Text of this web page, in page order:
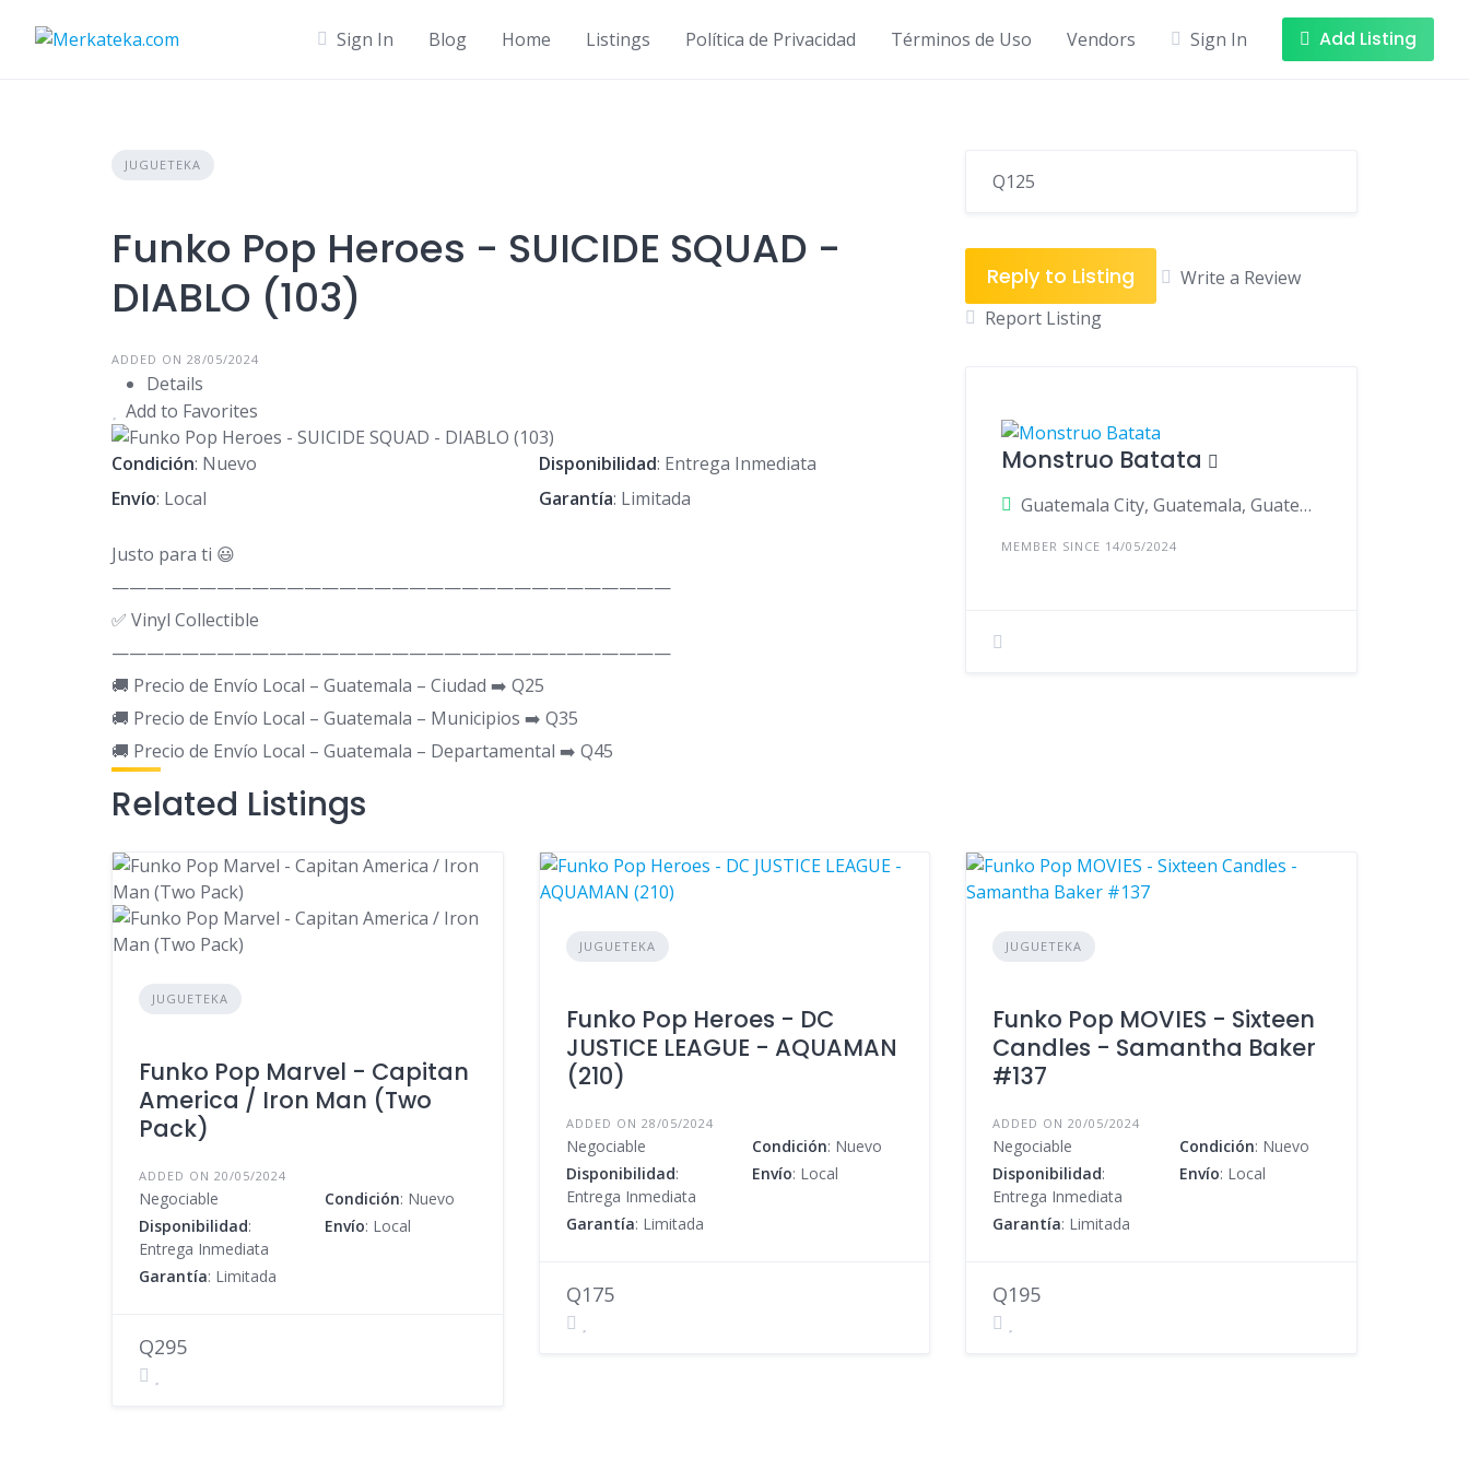
Sign In Blog Home Listings Política de Privacidad Términos de Uso Vendors Sign In Add Listing
JUGUETEKA
Funko Pop Heroes - SUICIDE SQUAD -
DIABLO (103)
ADDED ON 28/05/2024
Details
Add to Favorites
Condición: Nuevo Disponibilidad: Entrega Inmediata
Envío: Local Garantía: Limitada
Justo para ti 😃
————————————————————————————————
✅ Vinyl Collectible
————————————————————————————————
🚚 Precio de Envío Local – Guatemala – Ciudad ➡️ Q25
🚚 Precio de Envío Local – Guatemala – Municipios ➡️ Q35
🚚 Precio de Envío Local – Guatemala – Departamental ➡️ Q45
Q125
Reply to Listing
Write a Review
Report Listing
Monstruo Batata
Guatemala City, Guatemala, Guatemala
MEMBER SINCE 14/05/2024
Related Listings
JUGUETEKA
Funko Pop Marvel - Capitan
America / Iron Man (Two
Pack)
ADDED ON 20/05/2024
Negociable Condición: Nuevo
Disponibilidad:
Entrega Inmediata
Envío: Local
Garantía: Limitada
Q295
JUGUETEKA
Funko Pop Heroes - DC
JUSTICE LEAGUE - AQUAMAN
(210)
ADDED ON 28/05/2024
Negociable Condición: Nuevo
Disponibilidad:
Entrega Inmediata
Envío: Local
Garantía: Limitada
Q175
JUGUETEKA
Funko Pop MOVIES - Sixteen
Candles - Samantha Baker
#137
ADDED ON 20/05/2024
Negociable Condición: Nuevo
Disponibilidad:
Entrega Inmediata
Envío: Local
Garantía: Limitada
Q195